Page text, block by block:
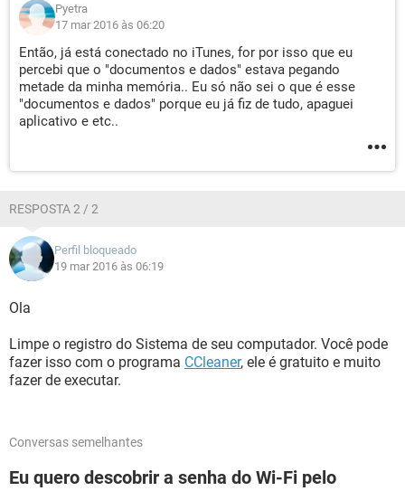
Pyetra
17 mar 2016 às 06:20
Então, já está conectado no iTunes, for por isso que eu
percebi que o "documentos e dados" estava pegando
metade da minha memória.. Eu só não sei o que é esse
"documentos e dados" porque eu já fiz de tudo, apaguei
aplicativo e etc..
RESPOSTA 2 / 2
Perfil bloqueado
19 mar 2016 às 06:19
Ola
Limpe o registro do Sistema de seu computador. Você pode
fazer isso com o programa CCleaner, ele é gratuito e muito
fazer de executar.
Conversas semelhantes
Eu quero descobrir a senha do Wi-Fi pelo